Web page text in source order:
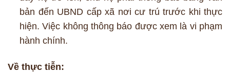
bản đến UBND cấp xã nơi cư trú trước khi thực
hiện. Việc không thông báo được xem là vi phạm
hành chính.
Về thực tiễn: